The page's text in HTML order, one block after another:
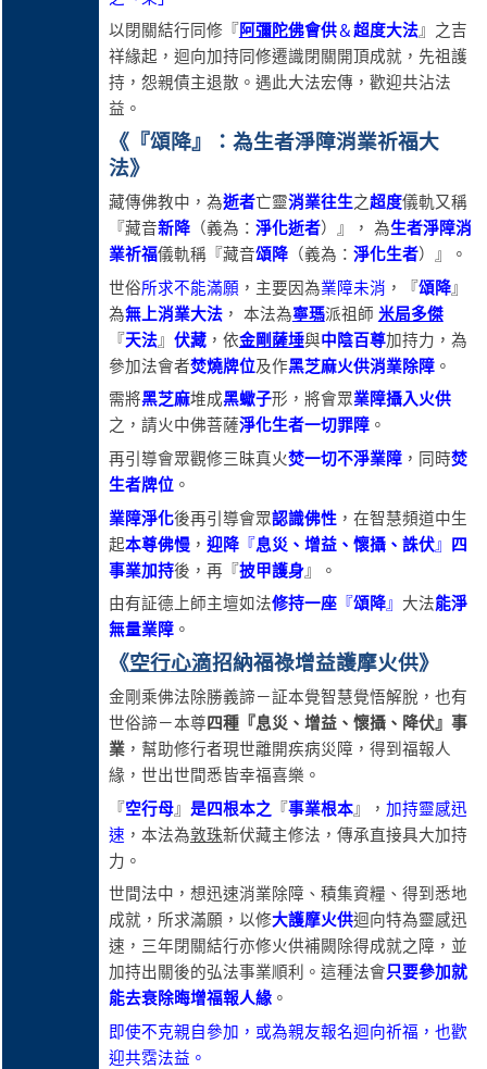
以閉關結行同修『阿彌陀佛會供＆超度大法』之吉
祥緣起，迴向加持同修遷識閉關開頂成就，先祖護
持，怨親債主退散。遇此大法宏傳，歡迎共沾法
益。
《『頌降』：為生者淨障消業祈福大
法》
藏傳佛教中，為逝者亡靈消業往生之超度儀軌又稱
『藏音新降（義為： 淨化逝者）』， 為生者淨障消
業祈福儀軌稱『藏音頌降（義為： 淨化生者）』。
世俗所求不能滿願 ，主要因為業障未消 ，『頌降』
為無上消業大法， 本法為寧瑪派祖師 米局多傑
『天法』 伏藏，依金剛薩埵與中陰百尊加持力，為
參加法會者焚燒牌位及作黑芝麻火供消業除障。
需將黑芝麻堆成黑蠍子形，將會眾業障攝入火供
之，請火中佛菩薩淨化生者一切罪障。
再引導會眾觀修三昧真火焚一切不淨業障，同時焚
生者牌位 。
業障淨化後再引導會眾認識佛性，在智慧頻道中生
起本尊佛慢， 迎降『息災、增益、懷攝、誅伏』
四
事業加持後，再『披甲護身』。
由有証德上師主壇如法修持一座『頌降』 大法能淨
無量業障。
《空行心滴招納福祿增益護摩火供》
金剛乘佛法除勝義諦－証本覺智慧覺悟解脫，也有
世俗諦－本尊 四種『息災、增益、懷攝、降伏』事
業，幫助修行者現世離開疾病災障，得到福報人
緣，世出世間悉皆幸福喜樂。
『空行母』 是四根本之 『事業根本』， 加持靈感迅
速 ，本法為敦珠新伏藏主修法，傳承直接具大加持
力。
世間法中，想迅速消業除障、積集資糧、得到悉地
成就，所求滿願，以修大護摩火供迴向特為靈感迅
速，三年閉關結行亦修火供補闕除得成就之障，並
加持出關後的弘法事業順利。這種法會只要參加就
能去衰除晦增福報人緣。
即使不克親自參加，或為親友報名迴向祈福，也歡
迎共霑法益。